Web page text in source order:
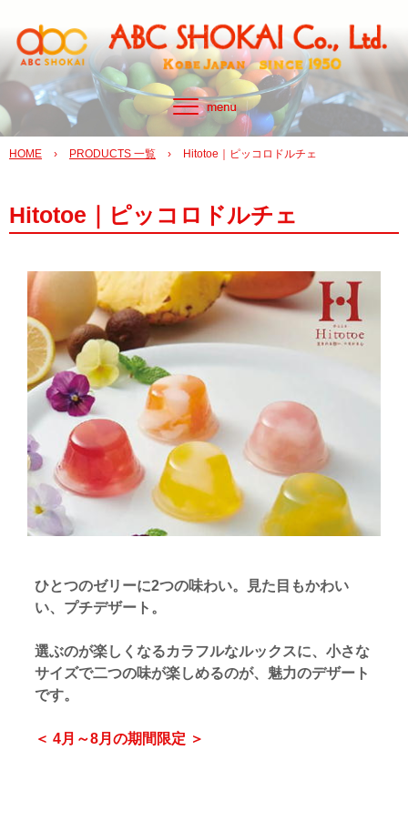
HOME › PRODUCTS 一覧 › Hitotoe｜ピッコロドルチェ
Hitotoe｜ピッコロドルチェ
ひとつのゼリーに2つの味わい。見た目もかわい
い、プチデザート。
選ぶのが楽しくなるカラフルなルックスに、小さな
サイズで二つの味が楽しめるのが、魅力のデザート
です。
＜ 4月～8月の期間限定 ＞